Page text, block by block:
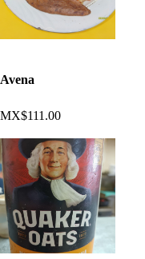
Avena
MX$111.00